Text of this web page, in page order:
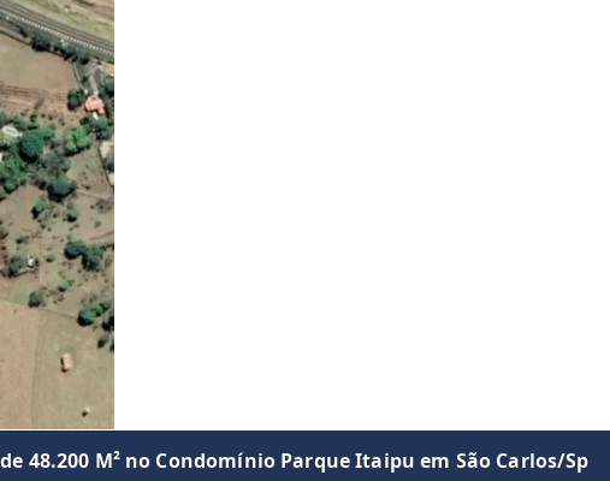
48.200 M² no Condomínio Parque Itaipu em São Carlos/Sp